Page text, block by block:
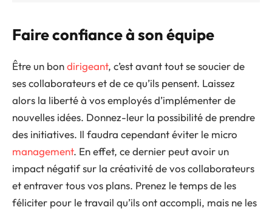
Faire confiance à son équipe
Être un bondirigeant, c’est avant tout se soucier de
ses collaborateurs et de ce qu’ils pensent. Laissez
alors la liberté à vos employés d’implémenter de
nouvelles idées. Donnez-leur la possibilité de prendre
des initiatives. Il faudra cependant éviter le micro
management. En effet, ce dernier peut avoir un
impact négatif sur la créativité de vos collaborateurs
et entraver tous vos plans. Prenez le temps de les
féliciter pour le travail qu’ils ont accompli, mais ne les